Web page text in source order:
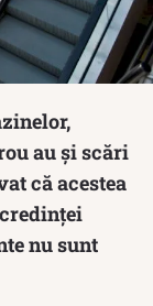
au și scări
că acestea
nu sunt